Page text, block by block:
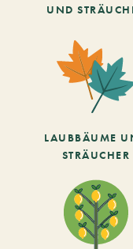
UND
LAUBBÄUME
STRÄUCHER